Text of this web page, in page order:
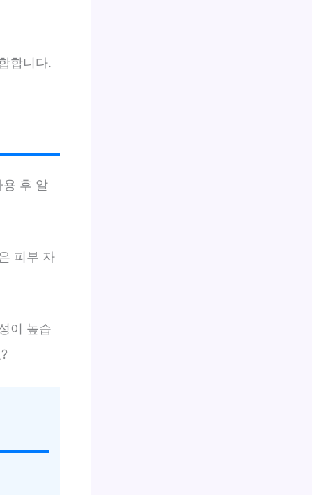
합니다.
용 후 알
피부 자
이 높습